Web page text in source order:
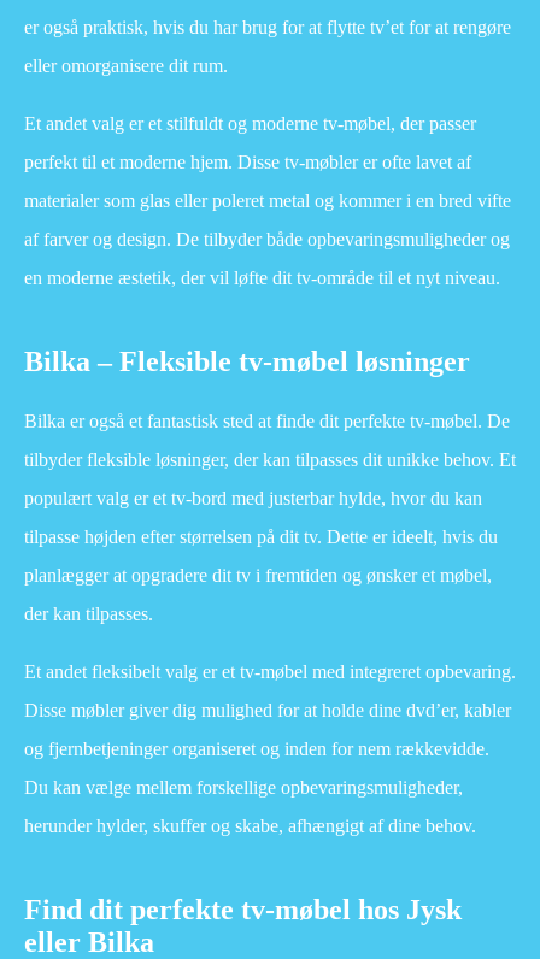
er også praktisk, hvis du har brug for at flytte tv’et for at rengøre
eller omorganisere dit rum.
Et andet valg er et stilfuldt og moderne tv-møbel, der passer
perfekt til et moderne hjem. Disse tv-møbler er ofte lavet af
materialer som glas eller poleret metal og kommer i en bred vifte
af farver og design. De tilbyder både opbevaringsmuligheder og
en moderne æstetik, der vil løfte dit tv-område til et nyt niveau.
Bilka – Fleksible tv-møbel løsninger
Bilka er også et fantastisk sted at finde dit perfekte tv-møbel. De
tilbyder fleksible løsninger, der kan tilpasses dit unikke behov. Et
populært valg er et tv-bord med justerbar hylde, hvor du kan
tilpasse højden efter størrelsen på dit tv. Dette er ideelt, hvis du
planlægger at opgradere dit tv i fremtiden og ønsker et møbel,
der kan tilpasses.
Et andet fleksibelt valg er et tv-møbel med integreret opbevaring.
Disse møbler giver dig mulighed for at holde dine dvd’er, kabler
og fjernbetjeninger organiseret og inden for nem rækkevidde.
Du kan vælge mellem forskellige opbevaringsmuligheder,
herunder hylder, skuffer og skabe, afhængigt af dine behov.
Find dit perfekte tv-møbel hos Jysk
eller Bilka